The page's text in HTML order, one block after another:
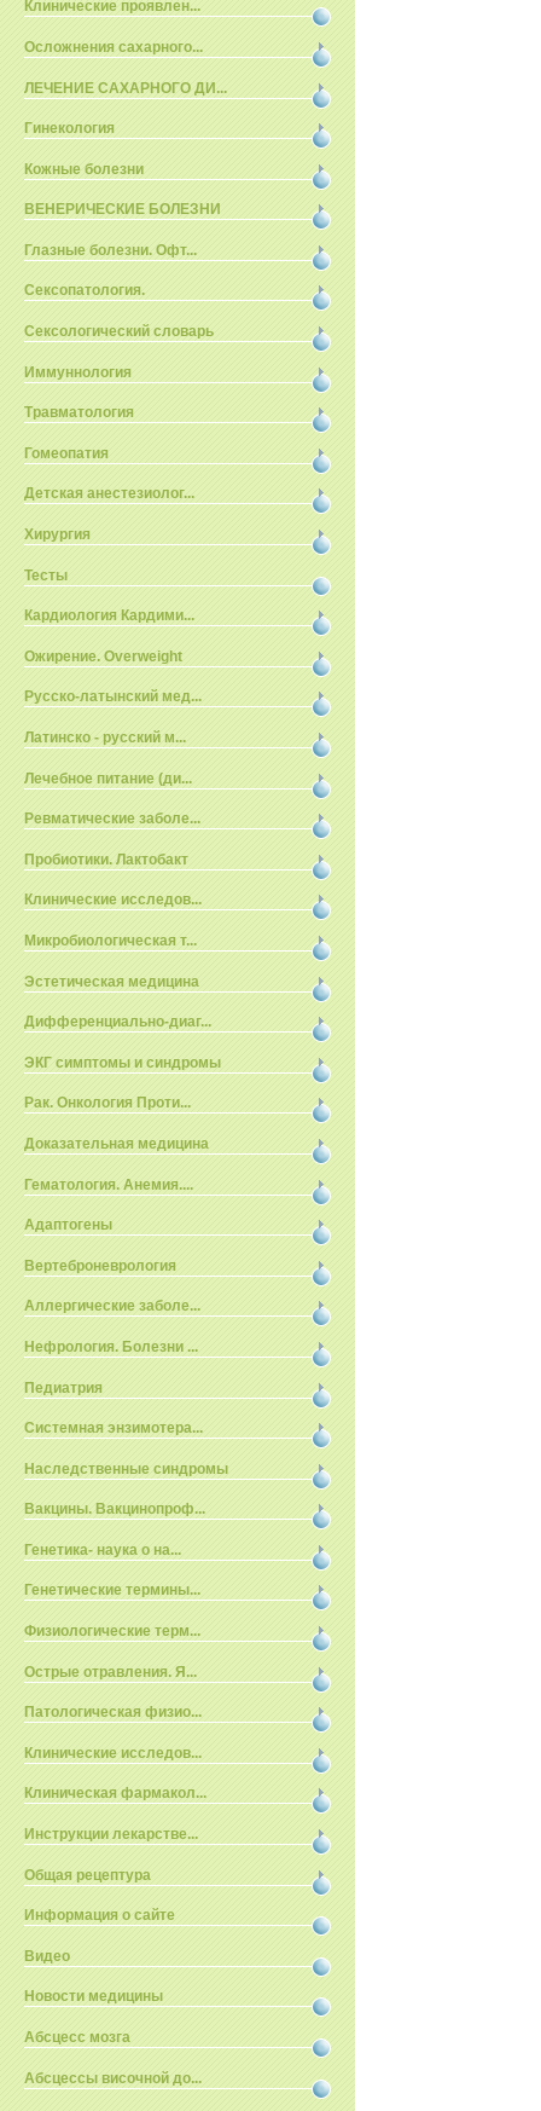
Клинические проявлен...
Осложнения сахарного...
ЛЕЧЕНИЕ САХАРНОГО ДИ...
Гинекология
Кожные болезни
ВЕНЕРИЧЕСКИЕ БОЛЕЗНИ
Глазные болезни. Офт...
Сексопатология.
Сексологический словарь
Иммуннология
Травматология
Гомеопатия
Детская анестезиолог...
Хирургия
Тесты
Кардиология Кардими...
Ожирение. Overweight
Русско-латынский мед...
Латинско - русский м...
Лечебное питание (ди...
Ревматические заболе...
Пробиотики. Лактобакт
Клинические исследов...
Микробиологическая т...
Эстетическая медицина
Дифференциально-диаг...
ЭКГ симптомы и синдромы
Рак. Онкология Проти...
Доказательная медицина
Гематология. Анемия....
Адаптогены
Вертеброневрология
Аллергические заболе...
Нефрология. Болезни ...
Педиатрия
Системная энзимотера...
Наследственные синдромы
Вакцины. Вакцинопроф...
Генетика- наука о на...
Генетические термины...
Физиологические терм...
Острые отравления. Я...
Патологическая физио...
Клинические исследов...
Клиническая фармакол...
Инструкции лекарстве...
Общая рецептура
Информация о сайте
Видео
Новости медицины
Абсцесс мозга
Абсцессы височной до...